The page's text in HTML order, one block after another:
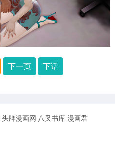
下一页 下话
头牌漫画网 八叉书库 漫画君